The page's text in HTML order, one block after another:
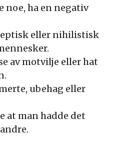
noe, ha en negativ
eller nihilistisk
av motvilje eller hat
ubehag eller
at man hadde det